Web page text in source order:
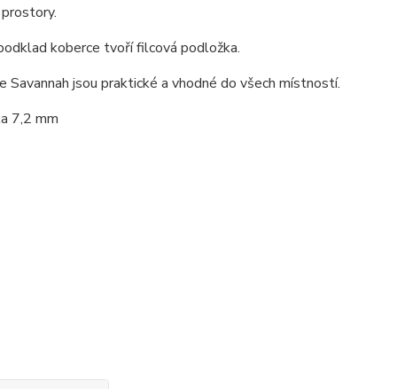
koberce tvoří filcová podložka.
jsou praktické a vhodné do všech místností.
7,2 mm